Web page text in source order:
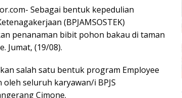
Sebagai bentuk kepedulian
(BPJAMSOSTEK)
penanaman bibit pohon bakau di taman
Jumat, (19/08).
salah satu bentuk program Employee
seluruh karyawan/i BPJS
Cimone.